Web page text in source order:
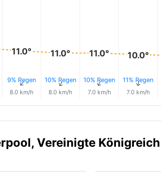
11.0°
9% Regen
↑
8.0 km/h
11.0°
10% Regen
↑
8.0 km/h
11.0°
10% Regen
↑
7.0 km/h
10.0°
11% Regen
↑
7.0 km/h
Vereinigte